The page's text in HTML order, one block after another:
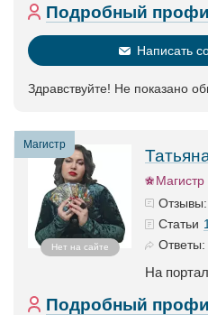
Подробный
Написать
Здравствуйте! Не показано
Магистр
Нет на сайте
Магистр
Отзывы:
Статьи
Ответы:
На
Подробный